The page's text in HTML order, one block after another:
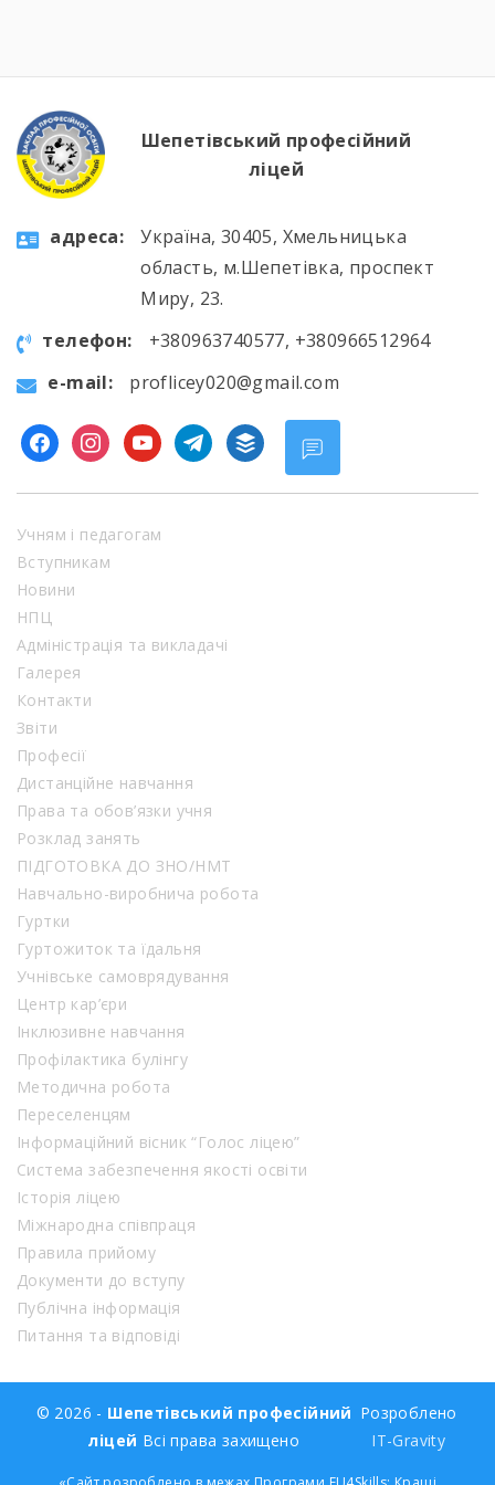
ознайомилися з основними нормами чинного
Шепетівський професійний
ліцей
aдресa:
Україна, 30405, Хмельницька
область, м.Шепетівка, проспект
Миру, 23.
телефон:
+380963740577, +380966512964
e-mail:
proflicey020@gmail.com
facebookinstagramyoutubetelegram
buffer
Учням і педагогам
Вступникам
Новини
НПЦ
Адміністрація та викладачі
Галерея
Контакти
Звіти
Професії
Дистанційне навчання
Права та обов’язки учня
Розклад занять
ПІДГОТОВКА ДО ЗНО/НМТ
Навчально-виробнича робота
Гуртки
Гуртожиток та їдальня
Учнівське самоврядування
Центр кар’єри
Інклюзивне навчання
Профілактика булінгу
Методична робота
Переселенцям
Інформаційний вісник “Голос ліцею”
Система забезпечення якості освіти
Історія ліцею
Міжнародна співпраця
Правила прийому
Документи до вступу
Публічна інформація
Питання та відповіді
© 2026 - Шепетівський професійний
ліцей Всі права захищено
Розроблено
IT-Gravity